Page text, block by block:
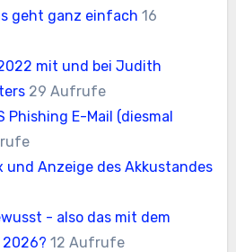
geht ganz einfach 16
mit und bei Judith
29 Aufrufe
Phishing E-Mail (diesmal
und Anzeige des Akkustandes
- also das mit dem
2026? 12 Aufrufe